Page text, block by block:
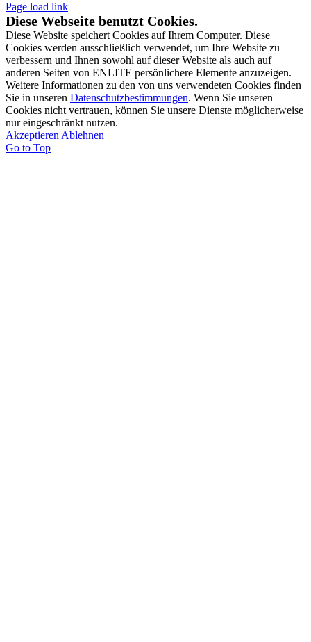
Page load link
Diese Webseite benutzt Cookies.
Diese Website speichert Cookies auf Ihrem Computer. Diese
Cookies werden ausschließlich verwendet, um Ihre Website zu
verbessern und Ihnen sowohl auf dieser Website als auch auf
anderen Seiten von ENLITE persönlichere Elemente anzuzeigen.
Weitere Informationen zu den von uns verwendeten Cookies finden
Sie in unseren Datenschutzbestimmungen. Wenn Sie unseren
Cookies nicht vertrauen, können Sie unsere Dienste möglicherweise
nur eingeschränkt nutzen.
Akzeptieren Ablehnen
Go to Top